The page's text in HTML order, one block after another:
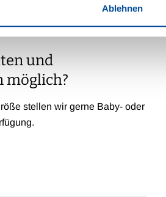
Ablehnen
und
möglich?
stellen wir gerne Baby- oder